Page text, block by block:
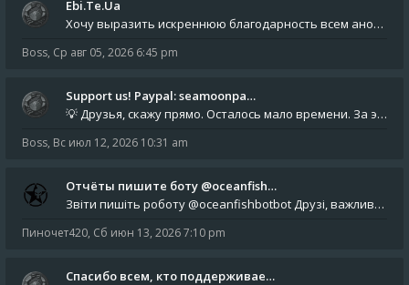
Ebi.Te.Ua
Хочу выразить искреннюю благодарность всем анонимным пользователям, которые поддержали наше сообщество финансово. Благод
Boss, Ср авг 05, 2026 6:45 pm
Support us! Paypal: seamoonpa…
💡 Друзья, скажу прямо. Осталось мало времени. За это время нам нужно закрыть последние обязательные расходы: около 500
Boss, Вс июл 12, 2026 10:31 am
Отчёты пишите боту @oceanfish…
Звіти пишіть роботу @oceanfishbotbot Друзі, важливе повідомлення для учасників форума. Основне звернення опублікован
Пиночет420, Сб июн 13, 2026 7:10 pm
Спасибо всем, кто поддерживае…